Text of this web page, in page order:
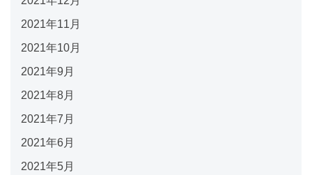
2021年11月
2021年10月
2021年9月
2021年8月
2021年7月
2021年6月
2021年5月